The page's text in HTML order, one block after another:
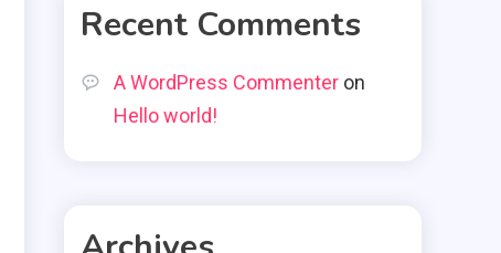
Recent Comments
A WordPress Commenter on
Hello world!